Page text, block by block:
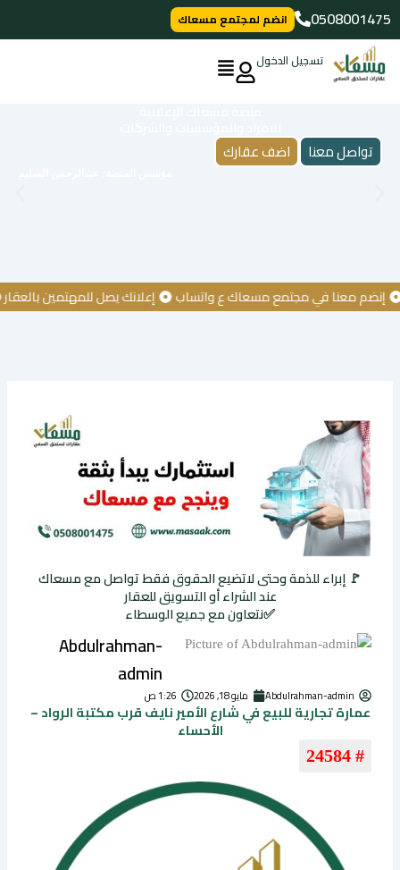
تخطي
إلى
المحتوى
0508001475
انضم لمجتمع مسعاك
تسجيل الدخول
تواصل معنا اضف عقارك
معنا في مجتمع مسعاك ع واتساب إعلانك يصل للمهتمين بالعقار
🚩 إبراء للذمة وحتى لاتضيع الحقوق فقط تواصل مع مسعاك
عند الشراء أو التسويق للعقار
✅نتعاون مع جميع الوسطاء
Abdulrahman-
admin
Abdulrahman-admin مايو 18, 2026 1:26 ص
عمارة تجارية للبيع في شارع الأمير نايف قرب مكتبة الرواد –
الأحساء
# 24584